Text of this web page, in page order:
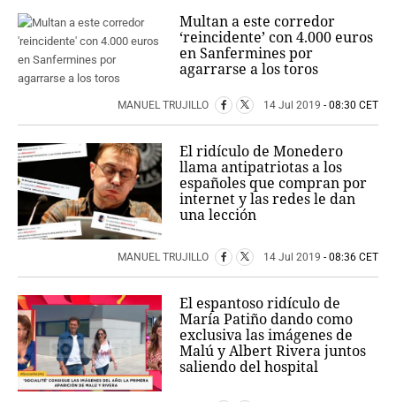
Multan a este corredor
‘reincidente’ con 4.000 euros
en Sanfermines por
agarrarse a los toros
MANUEL TRUJILLO 14 Jul 2019 - 08:30 CET
El ridículo de Monedero
llama antipatriotas a los
españoles que compran por
internet y las redes le dan
una lección
MANUEL TRUJILLO 14 Jul 2019 - 08:36 CET
El espantoso ridículo de
María Patiño dando como
exclusiva las imágenes de
Malú y Albert Rivera juntos
saliendo del hospital